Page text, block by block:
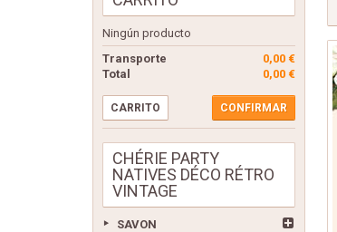
Ningún producto
0,00 €
Transporte
0,00 €
Total
CARRITO CONFIRMAR
CHÉRIE PARTY
NATIVES DÉCO RÉTRO
VINTAGE
SAVON